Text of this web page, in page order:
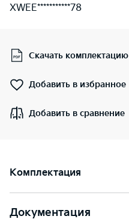
XWEE***********78
Скачать комплектацию
Добавить в избранное
Добавить в сравнение
Комплектация
Документация